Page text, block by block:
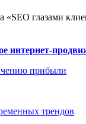
«SEO глазами
интернет-
прибыли
трендов